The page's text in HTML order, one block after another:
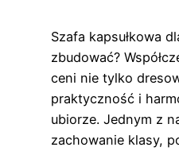
Szafa kapsułkowa
zbudować?
ceni nie tylko
praktyczność i
ubiorze. Jednym z
zachowanie klasy,